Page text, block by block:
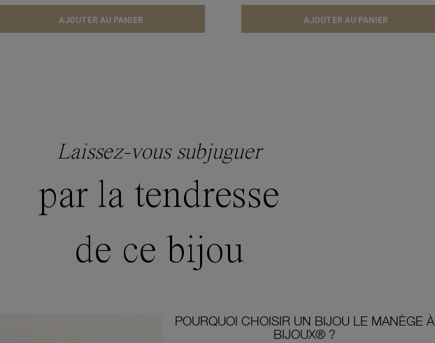
AJOUTER AU PANIER AJOUTER AU PANIER
Laissez-vous subjuguer
par la tendresse
de ce bijou
POURQUOI CHOISIR UN BIJOU LE MANÈGE À
BIJOUX® ?